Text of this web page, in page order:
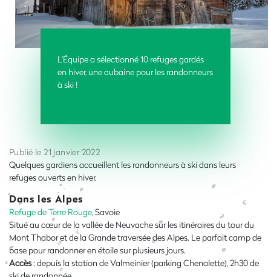
L’Équipe a sélectionné 10 refuges gardés
en hiver, une aubaine pour les randonneurs
à ski !
Publié le 21 janvier 2022
Quelques gardiens accueillent les randonneurs à ski dans leurs
refuges ouverts en hiver.
Dans les Alpes
Refuge de Terre Rouge, Savoie
Situé au cœur de la vallée de Neuvache sur les itinéraires du tour du
Mont Thabor et de la Grande traversée des Alpes. Le parfait camp de
base pour randonner en étoile sur plusieurs jours.
Accès: depuis la station de Valmeinier (parking Chenalette), 2h30 de